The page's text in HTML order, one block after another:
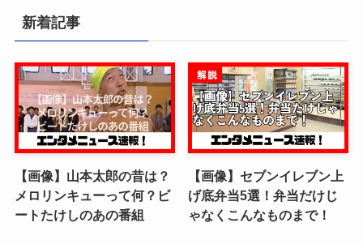
新着記事
【画像】山本太郎の昔は？
メロリンキューって何？ビ
ートたけしのあの番組
【画像】セブンイレブン上
げ底弁当5選！弁当だけじ
ゃなくこんなものまで！